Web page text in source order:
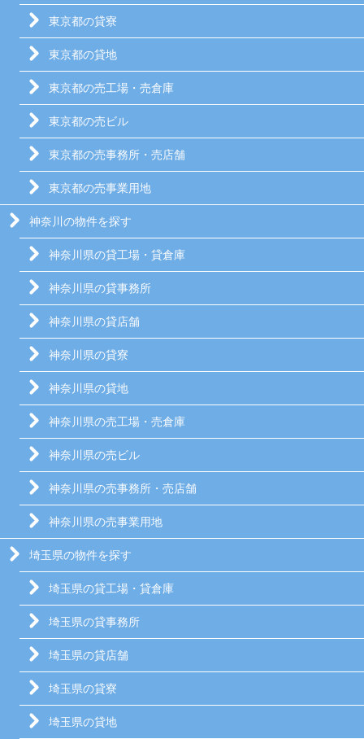
東京都の貸寮
東京都の貸地
東京都の売工場・売倉庫
東京都の売ビル
東京都の売事務所・売店舗
東京都の売事業用地
神奈川の物件を探す
神奈川県の貸工場・貸倉庫
神奈川県の貸事務所
神奈川県の貸店舗
神奈川県の貸寮
神奈川県の貸地
神奈川県の売工場・売倉庫
神奈川県の売ビル
神奈川県の売事務所・売店舗
神奈川県の売事業用地
埼玉県の物件を探す
埼玉県の貸工場・貸倉庫
埼玉県の貸事務所
埼玉県の貸店舗
埼玉県の貸寮
埼玉県の貸地